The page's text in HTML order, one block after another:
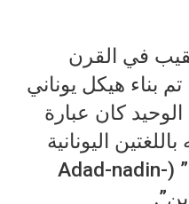
في القرن
بناء هيكل يوناني
كان عبارة
اليونانية
والآرامية: “أدد نادين آخي” (Adad-nadin-